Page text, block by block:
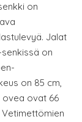
on
Jalat
on
on 85 cm,
ovea ovat 66